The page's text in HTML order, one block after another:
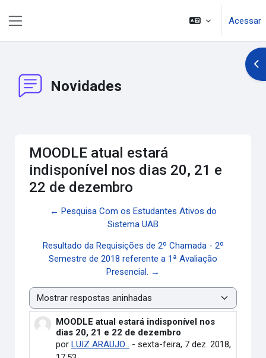
Acessar
Novidades
MOODLE atual estará
indisponível nos dias 20, 21 e
22 de dezembro
← Pesquisa Com os Estudantes Ativos do
Sistema UAB
Resultado da Requisições de 2º Chamada - 2º
Semestre de 2018 referente a 1ª Avaliação
Presencial. →
Modo de visualização
MOODLE atual estará indisponível nos
dias 20, 21 e 22 de dezembro
por LUIZ ARAUJO . - sexta-feira, 7 dez. 2018,
Número de respostas: 0